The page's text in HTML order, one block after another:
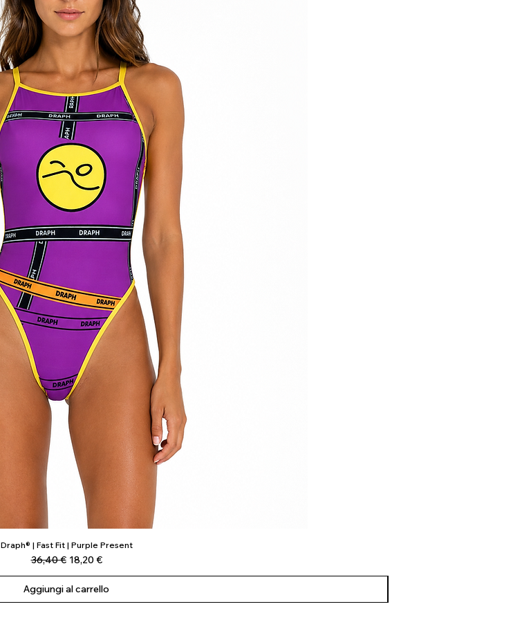
Vista rapida
Draph® | Fast Fit | Purple Present
Prezzo regolare
36,40 € Prezzo scontato
18,20 €
Aggiungi al carrello